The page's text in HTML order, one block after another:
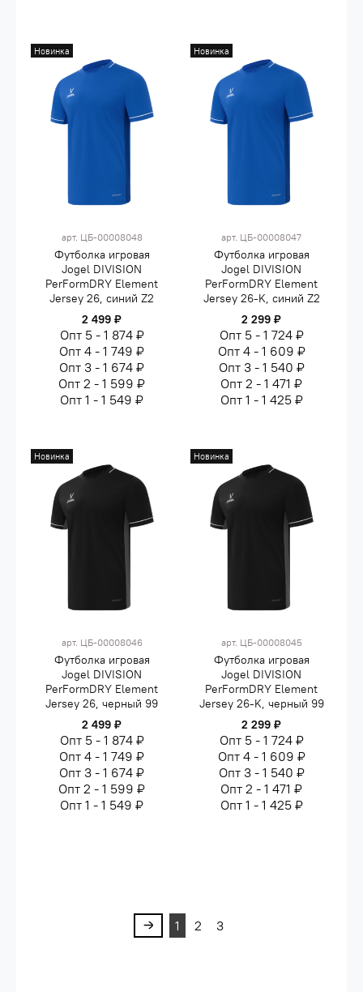
Новинка
арт. ЦБ-00008048
Футболка игровая
Jogel DIVISION
PerFormDRY Element
Jersey 26, синий Z2
2 499 ₽
Опт 5 - 1 874 ₽
Опт 4 - 1 749 ₽
Опт 3 - 1 674 ₽
Опт 2 - 1 599 ₽
Опт 1 - 1 549 ₽
Новинка
арт. ЦБ-00008047
Футболка игровая
Jogel DIVISION
PerFormDRY Element
Jersey 26-K, синий Z2
2 299 ₽
Опт 5 - 1 724 ₽
Опт 4 - 1 609 ₽
Опт 3 - 1 540 ₽
Опт 2 - 1 471 ₽
Опт 1 - 1 425 ₽
Новинка
арт. ЦБ-00008046
Футболка игровая
Jogel DIVISION
PerFormDRY Element
Jersey 26, черный 99
2 499 ₽
Опт 5 - 1 874 ₽
Опт 4 - 1 749 ₽
Опт 3 - 1 674 ₽
Опт 2 - 1 599 ₽
Опт 1 - 1 549 ₽
Новинка
арт. ЦБ-00008045
Футболка игровая
Jogel DIVISION
PerFormDRY Element
Jersey 26-K, черный 99
2 299 ₽
Опт 5 - 1 724 ₽
Опт 4 - 1 609 ₽
Опт 3 - 1 540 ₽
Опт 2 - 1 471 ₽
Опт 1 - 1 425 ₽
1 2 3